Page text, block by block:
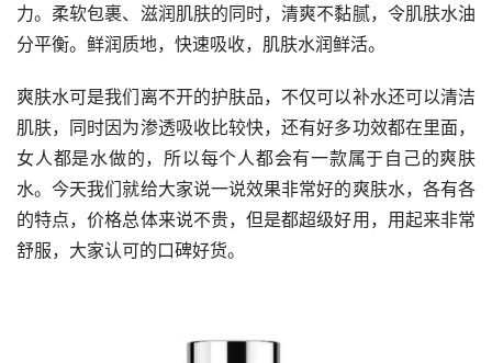
力。柔软包裹、滋润肌肤的同时，清爽不黏腻，令肌肤水油
分平衡。鲜润质地，快速吸收，肌肤水润鲜活。
爽肤水可是我们离不开的护肤品，不仅可以补水还可以清洁
肌肤，同时因为渗透吸收比较快，还有好多功效都在里面，
女人都是水做的，所以每个人都会有一款属于自己的爽肤
水。今天我们就给大家说一说效果非常好的爽肤水，各有各
的特点，价格总体来说不贵，但是都超级好用，用起来非常
舒服，大家认可的口碑好货。